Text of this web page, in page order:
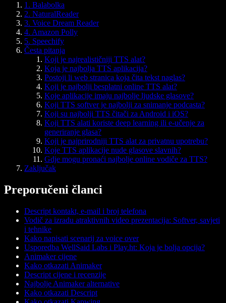
1. Balabolka
2. NaturalReader
3. Voice Dream Reader
4. Amazon Polly
5. Speechify
Česta pitanja
Koji je najrealističniji TTS alat?
Koja je najbolja TTS aplikacija?
Postoji li web stranica koja čita tekst naglas?
Koji je najbolji besplatni online TTS alat?
Koje aplikacije imaju najbolje ljudske glasove?
Koji TTS softver je najbolji za snimanje podcasta?
Koji su najbolji TTS čitači za Android i iOS?
Koji TTS alati koriste deep learning ili e-učenje za
generiranje glasa?
Koji je najprirodniji TTS alat za privatnu upotrebu?
Koje TTS aplikacije nude glasove slavnih?
Gdje mogu pronaći najbolje online vodiče za TTS?
Zaključak
Preporučeni članci
Descript kontakt, e-mail i broj telefona
Vodič za izradu atraktivnih video prezentacija: Softver, savjeti
i tehnike
Kako napisati scenarij za voice over
Usporedba WellSaid Labs i Play.ht: Koja je bolja opcija?
Animaker cijene
Kako otkazati Animaker
Descript cijene i recenzije
Najbolje Animaker alternative
Kako otkazati Descript